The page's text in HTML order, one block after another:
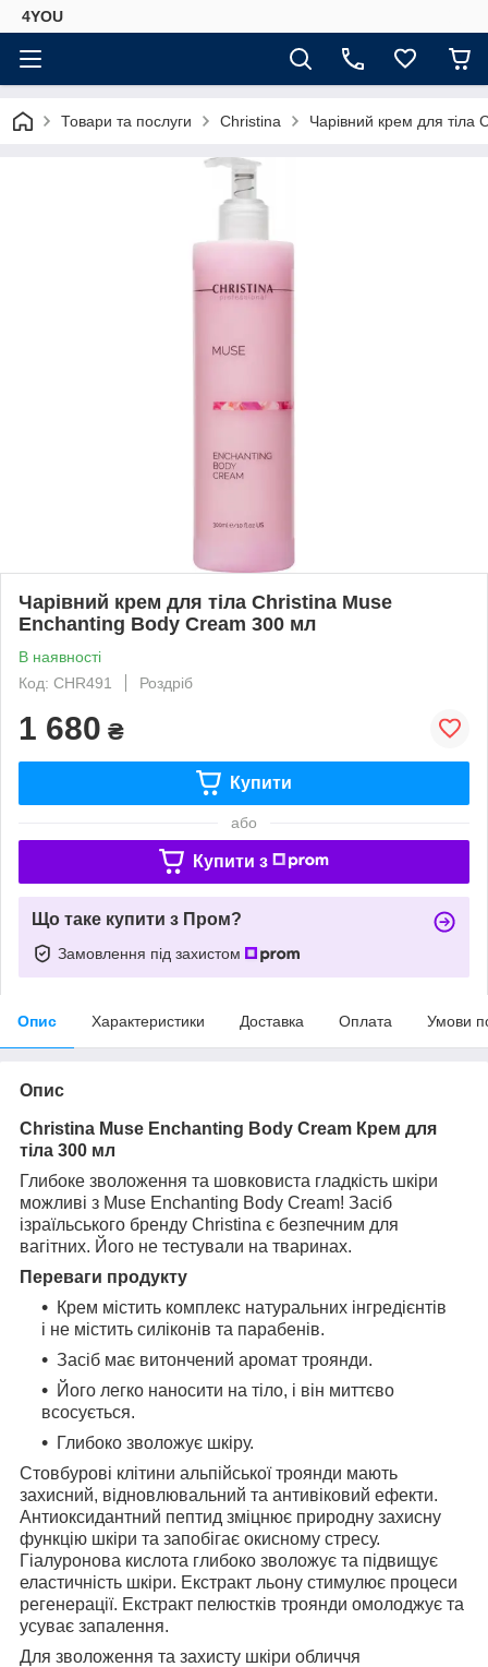
4YOU
Товари та послуги Christina Чарівний крем для
Чарівний крем для тіла Christina Muse
Enchanting Body Cream 300 мл
В наявності
Код: CHR491
Роздріб
1 680 ₴
Купити
або
Купити з
Що таке купити з Пром?
Замовлення під захистом
Опис Характеристики Доставка Оплата Умови
Опис
Christina Muse Enchanting Body Cream Крем для
тіла 300 мл
Глибоке зволоження та шовковиста гладкість шкіри
можливі з Muse Enchanting Body Cream! Засіб
ізраїльського бренду Christina є безпечним для
вагітних. Його не тестували на тваринах.
Переваги продукту
Крем містить комплекс натуральних інгредієнтів
і не містить силіконів та парабенів.
Засіб має витончений аромат троянди.
Його легко наносити на тіло, і він миттєво
всосується.
Глибоко зволожує шкіру.
Стовбурові клітини альпійської троянди мають
захисний, відновлювальний та антивіковий ефекти.
Антиоксидантний пептид зміцнює природну захисну
функцію шкіри та запобігає окисному стресу.
Гіалуронова кислота глибоко зволожує та підвищує
еластичність шкіри. Екстракт льону стимулює процеси
регенерації. Екстракт пелюстків троянди омолоджує та
усуває запалення.
Для зволоження та захисту шкіри обличчя